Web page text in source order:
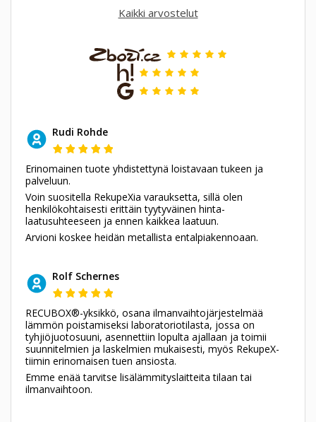
Kaikki arvostelut
Rudi Rohde
Erinomainen tuote yhdistettynä loistavaan tukeen ja
palveluun.
Voin suositella RekupeXia varauksetta, sillä olen
henkilökohtaisesti erittäin tyytyväinen hinta-
laatusuhteeseen ja ennen kaikkea laatuun.
Arvioni koskee heidän metallista entalpiakennoaan.
Rolf Schernes
RECUBOX®-yksikkö, osana ilmanvaihtojärjestelmää
lämmön poistamiseksi laboratoriotilasta, jossa on
tyhjiöjuotosuuni, asennettiin lopulta ajallaan ja toimii
suunnitelmien ja laskelmien mukaisesti, myös RekupeX-
tiimin erinomaisen tuen ansiosta.
Emme enää tarvitse lisälämmityslaitteita tilaan tai
ilmanvaihtoon.